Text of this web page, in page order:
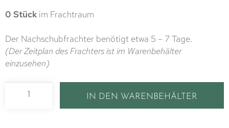
0 Stück im Frachtraum
Der Nachschubfrachter benötigt etwa 5 – 7 Tage.
(Der Zeitplan des Frachters ist im Warenbehälter
einzusehen)
IN DEN WARENBEHÄLTER